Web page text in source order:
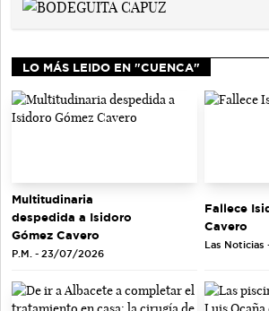
LO MÁS LEIDO EN "CUENCA"
Multitudinaria
despedida a Isidoro
Gómez Cavero
P.M. - 23/07/2026
Fallece
Cavero
Las